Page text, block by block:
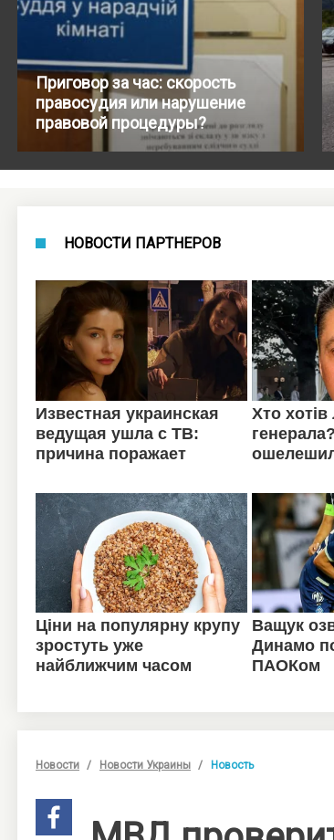
Приговор за час: скорость
правосудия или нарушение
правовой процедуры?
НОВОСТИ ПАРТНЕРОВ
Новости Новости Украины Новость